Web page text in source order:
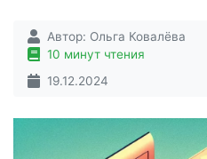
Автор: Ольга Ковалёва
10 минут чтения
19.12.2024